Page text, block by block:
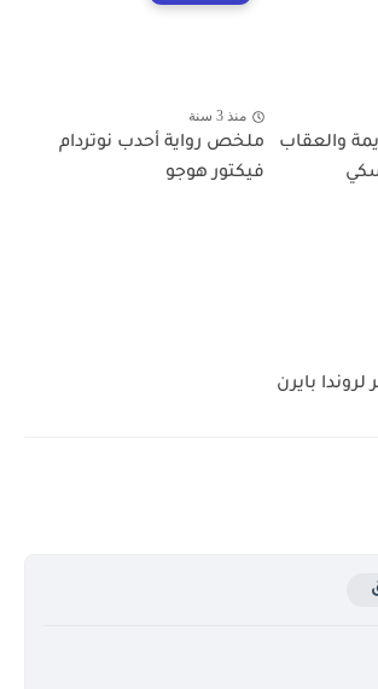
والعقاب
منذ 3 سنة
ملخص رواية أحدب نوتردام
فيكتور هوجو
بايرن